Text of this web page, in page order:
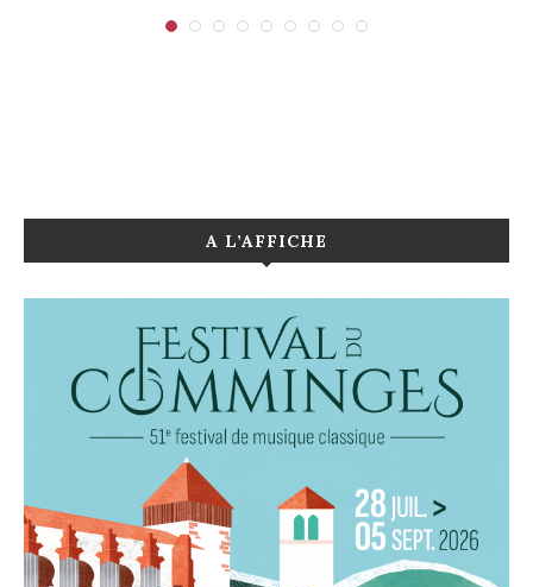
A L’AFFICHE